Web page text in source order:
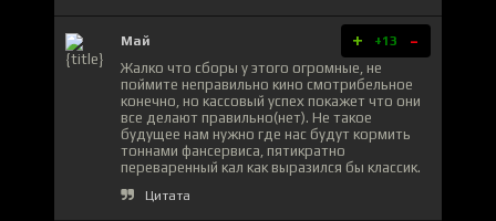
Май + +13 -
Жалко что сборы у этого огромные, не
поймите неправильно кино смотрибельное
конечно, но кассовый успех покажет что они
все делают правильно(нет). Не такое
будущее нам нужно где нас будут кормить
тоннами фансервиса, пятикратно
переваренный кал как выразился бы классик.
Цитата